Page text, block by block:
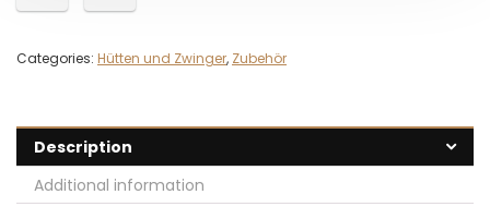
Categories: Hütten und Zwinger, Zubehör
Description
Additional information